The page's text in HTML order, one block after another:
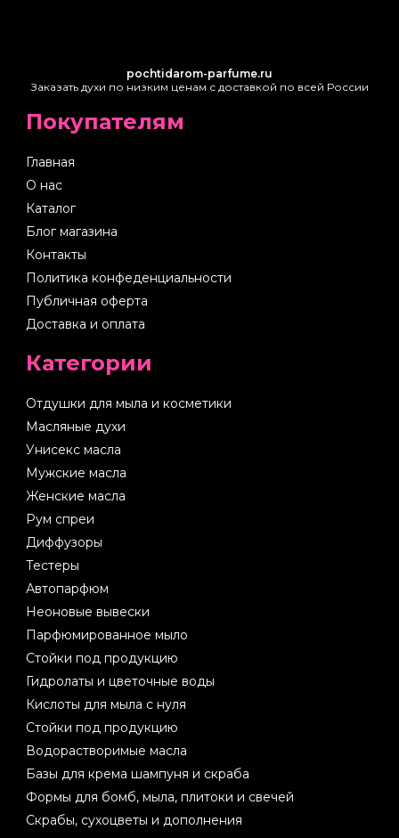
pochtidarom-parfume.ru
Заказать духи по низким ценам с доставкой по всей России
Покупателям
Главная
О нас
Каталог
Блог магазина
Контакты
Политика конфеденциальности
Публичная оферта
Доставка и оплата
Категории
Отдушки для мыла и косметики
Масляные духи
Унисекс масла
Мужские масла
Женские масла
Рум спреи
Диффузоры
Тестеры
Автопарфюм
Неоновые вывески
Парфюмированное мыло
Стойки под продукцию
Гидролаты и цветочные воды
Кислоты для мыла с нуля
Стойки под продукцию
Водорастворимые масла
Базы для крема шампуня и скраба
Формы для бомб, мыла, плитоки и свечей
Скрабы, сухоцветы и дополнения